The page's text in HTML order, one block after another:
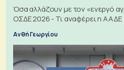
Όσα αλλάζουν με τον «ενεργό
ΟΣΔΕ 2026 - Τι αναφέρει η ΑΑΔΕ
Ανθή Γεωργίου